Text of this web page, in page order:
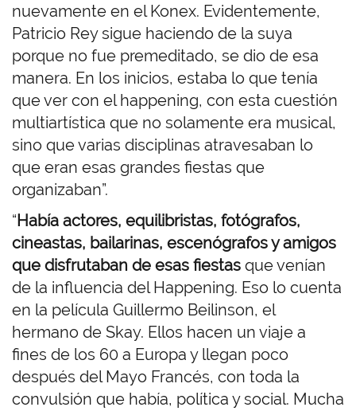
nuevamente en el Konex. Evidentemente,
Patricio Rey sigue haciendo de la suya
porque no fue premeditado, se dio de esa
manera. En los inicios, estaba lo que tenía
que ver con el happening, con esta cuestión
multiartística que no solamente era musical,
sino que varias disciplinas atravesaban lo
que eran esas grandes fiestas que
organizaban”.
“Había actores, equilibristas, fotógrafos,
cineastas, bailarinas, escenógrafos y amigos
que disfrutaban de esas fiestas que venían
de la influencia del Happening. Eso lo cuenta
en la película Guillermo Beilinson, el
hermano de Skay. Ellos hacen un viaje a
fines de los 60 a Europa y llegan poco
después del Mayo Francés, con toda la
convulsión que había, política y social. Mucha